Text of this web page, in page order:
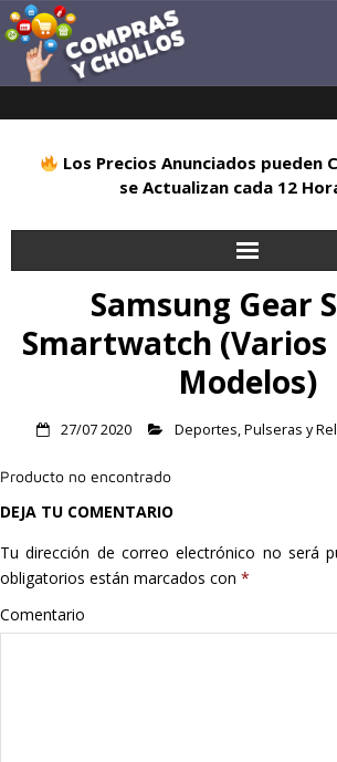
Los Precios Anunciados pueden
se Actualizan cada 12
Alimentación
Hogar
Informática
Listas
Samsung Gear
Smartwatch (Varios
Modelos)
27/07 2020 Deportes,Pulseras y
Producto no encontrado
DEJA TU COMENTARIO
Tu dirección de correo electrónico no será
obligatorios están marcados con *
Comentario